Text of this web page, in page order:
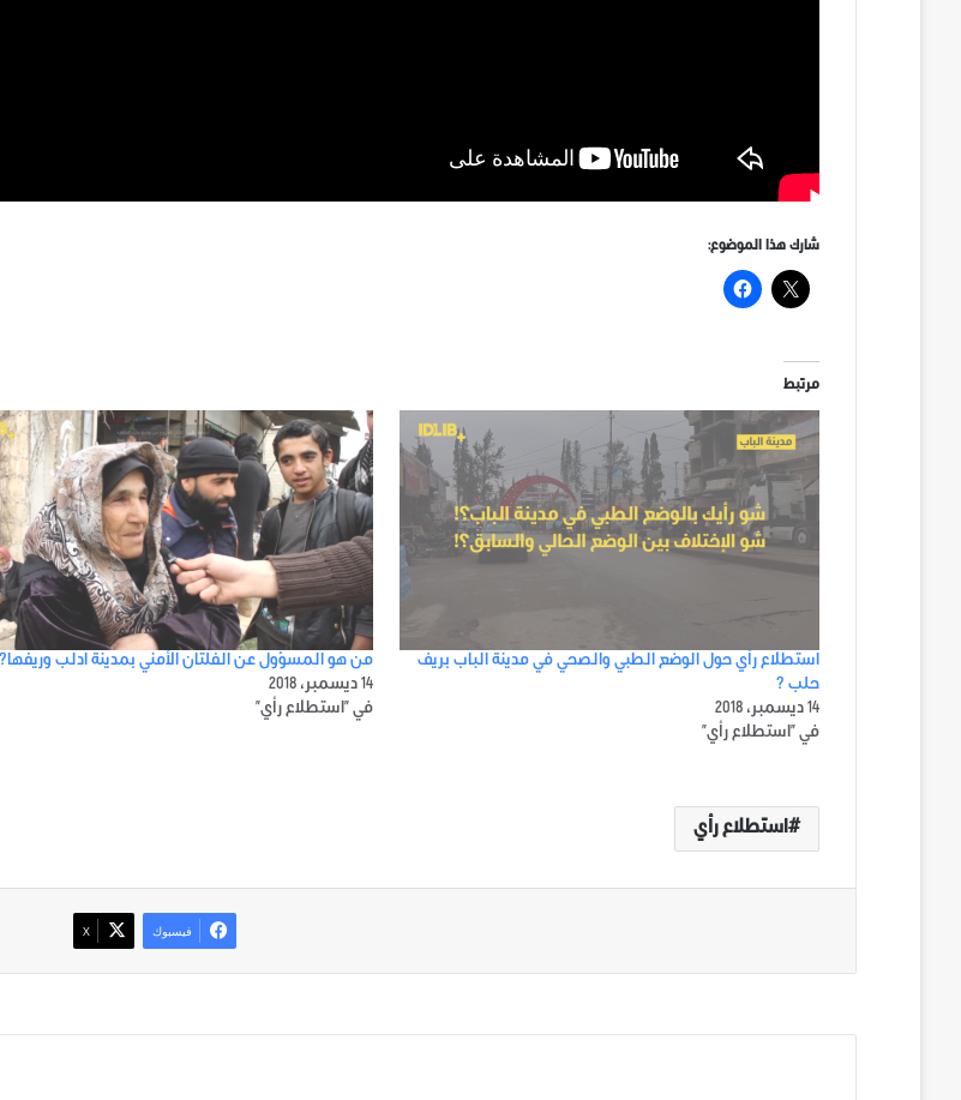
شارك هذا الموضوع:
مرتبط
استطلاع رأي حول الوضع الطبي والصحي في مدينة الباب بريف
حلب ؟
14 ديسمبر، 2018
في "استطلاع رأي"
من هو المسؤول عن الفلتان الأمني بمدينة ادلب وريفها؟
14 ديسمبر، 2018
في "استطلاع رأي"
استطلاع رأي
فيسبوك ‫X